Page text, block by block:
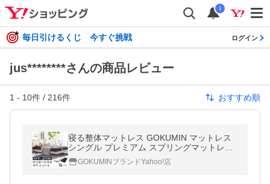
i
毎日引けるくじ 今すぐ挑戦 ログイン
jus********さんの商品レビュー
1 - 10件 / 216件 おすすめ順
寝る整体マットレス GOKUMIN マットレス
シングル プレミアム スプリングマットレス
ポケットコイルマットレス ポケットコイル
爆買GOKUMINブランドYahoo!店